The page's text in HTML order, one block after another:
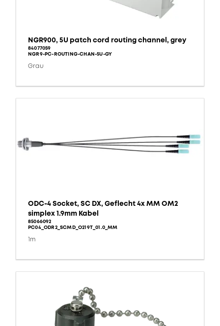
NGR900, 5U patch cord routing channel, grey
84077059
NGR9-PC-ROUTING-CHAN-5U-GY
Grau
ODC-4 Socket, SC DX, Geflecht 4x MM OM2
simplex 1.9mm Kabel
85066092
PC04_ODR2_SCMD_O219T_01.0_MM
1m